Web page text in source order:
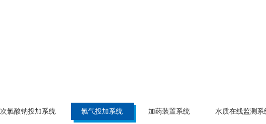
次氯酸钠投加系统 氯气投加系统 加药装置系统 水质在线监测系